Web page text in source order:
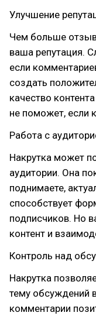
Улучшение
Чем больше
ваша репутация.
если
создать
качество
не поможет, если
Работа с
Накрутка может
аудитории. Она
поднимаете,
способствует
подписчиков. Но
контент и
Контроль над
Накрутка
тему обсуждений
комментарии